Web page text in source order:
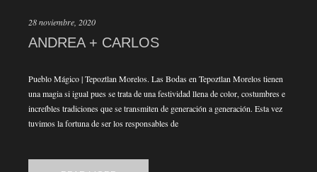
28 noviembre, 2020
ANDREA + CARLOS
Pueblo Mágico | Tepoztlan Morelos. Las Bodas en Tepoztlan Morelos tienen
una magia si igual pues se trata de una festividad llena de color, costumbres e
increíbles tradiciones que se transmiten de generación a generación. Esta vez
tuvimos la fortuna de ser los responsables de